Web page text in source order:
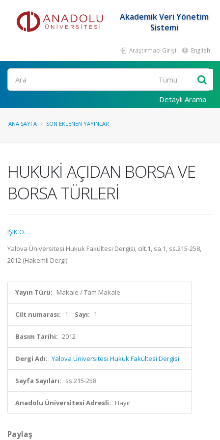
Akademik Veri Yönetim
Sistemi
Araştırmacı Girişi English
Ara
Detaylı Arama
ANA SAYFA SON EKLENEN YAYINLAR
HUKUKİ AÇIDAN BORSA VE
BORSA TÜRLERİ
IŞIK O.
Yalova Üniversitesi Hukuk Fakültesi Dergisi, cilt.1, sa.1, ss.215-258,
2012 (Hakemli Dergi)
Yayın Türü: Makale / Tam Makale
Cilt numarası: 1 Sayı: 1
Basım Tarihi: 2012
Dergi Adı: Yalova Üniversitesi Hukuk Fakültesi Dergisi
Sayfa Sayıları: ss.215-258
Anadolu Üniversitesi Adresli: Hayır
Paylaş